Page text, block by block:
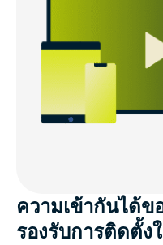
ความเข้ากันได้
รองรับการติดตั้ง